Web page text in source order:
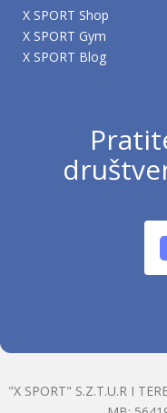
X SPORT Shop
X SPORT Gym
X SPORT Blog
"X SPORT" S.Z.T.U.R I